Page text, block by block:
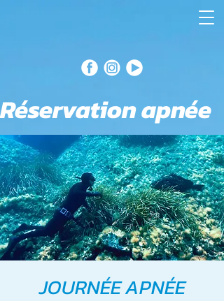
Réservation apnée
JOURNÉE APNÉE